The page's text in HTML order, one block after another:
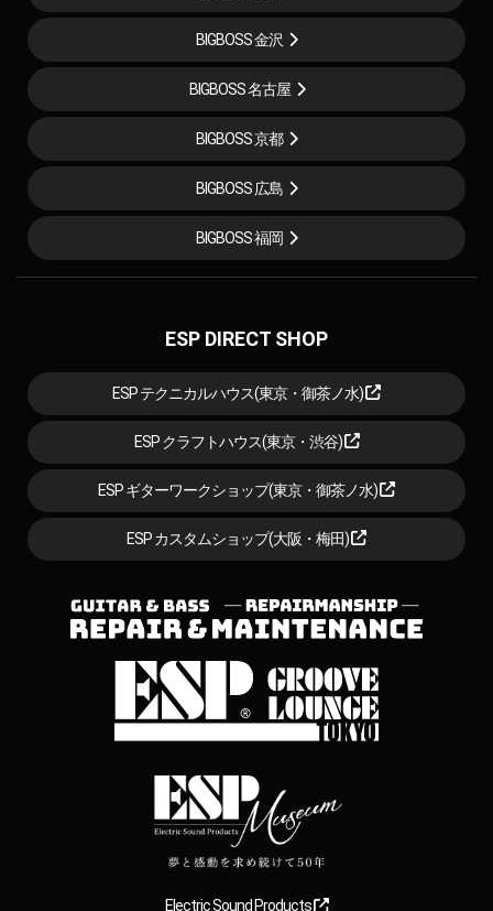
BIGBOSS 金沢
BIGBOSS 名古屋
BIGBOSS 京都
BIGBOSS 広島
BIGBOSS 福岡
ESP DIRECT SHOP
ESP テクニカルハウス(東京・御茶ノ水)
ESP クラフトハウス(東京・渋谷)
ESP ギターワークショップ(東京・御茶ノ水)
ESP カスタムショップ(大阪・梅田)
Electric Sound Products